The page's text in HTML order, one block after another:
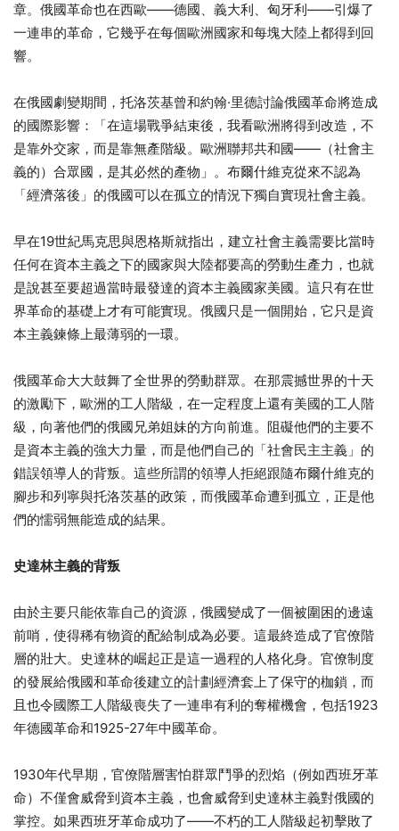
章。俄國革命也在西歐——德國、義大利、匈牙利——引爆了
一連串的革命，它幾乎在每個歐洲國家和每塊大陸上都得到回
響。
在俄國劇變期間，托洛茨基曾和約翰·里德討論俄國革命將造成
的國際影響：「在這場戰爭結束後，我看歐洲將得到改造，不
是靠外交家，而是靠無產階級。歐洲聯邦共和國——（社會主
義的）合眾國，是其必然的產物」。布爾什維克從來不認為
「經濟落後」的俄國可以在孤立的情況下獨自實現社會主義。
早在19世紀馬克思與恩格斯就指出，建立社會主義需要比當時
任何在資本主義之下的國家與大陸都要高的勞動生產力，也就
是說甚至要超過當時最發達的資本主義國家美國。這只有在世
界革命的基礎上才有可能實現。俄國只是一個開始，它只是資
本主義鍊條上最薄弱的一環。
俄國革命大大鼓舞了全世界的勞動群眾。在那震撼世界的十天
的激勵下，歐洲的工人階級，在一定程度上還有美國的工人階
級，向著他們的俄國兄弟姐妹的方向前進。阻礙他們的主要不
是資本主義的強大力量，而是他們自己的「社會民主主義」的
錯誤領導人的背叛。這些所謂的領導人拒絕跟隨布爾什維克的
腳步和列寧與托洛茨基的政策，而俄國革命遭到孤立，正是他
們的懦弱無能造成的結果。
史達林主義的背叛
由於主要只能依靠自己的資源，俄國變成了一個被圍困的邊遠
前哨，使得稀有物資的配給制成為必要。這最終造成了官僚階
層的壯大。史達林的崛起正是這一過程的人格化身。官僚制度
的發展給俄國和革命後建立的計劃經濟套上了保守的枷鎖，而
且也令國際工人階級喪失了一連串有利的奪權機會，包括1923
年德國革命和1925-27年中國革命。
1930年代早期，官僚階層害怕群眾鬥爭的烈焰（例如西班牙革
命）不僅會威脅到資本主義，也會威脅到史達林主義對俄國的
掌控。如果西班牙革命成功了——不朽的工人階級起初擊敗了